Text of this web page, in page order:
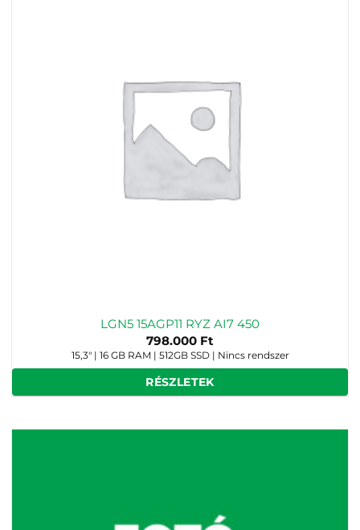
LGN5 15AGP11 RYZ AI7 450
798.000 Ft
15,3" | 16 GB RAM | 512GB SSD | Nincs rendszer
RÉSZLETEK